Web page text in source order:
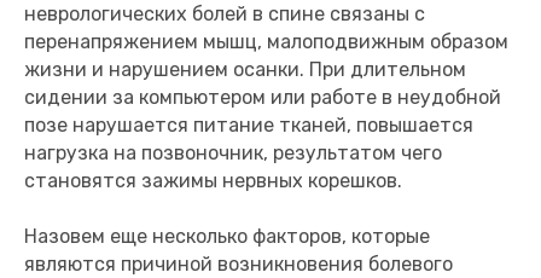
неврологических болей в спине связаны с
перенапряжением мышц, малоподвижным образом
жизни и нарушением осанки. При длительном
сидении за компьютером или работе в неудобной
позе нарушается питание тканей, повышается
нагрузка на позвоночник, результатом чего
становятся зажимы нервных корешков.
Назовем еще несколько факторов, которые
являются причиной возникновения болевого